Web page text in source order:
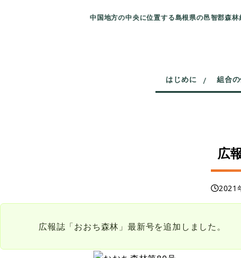
中国地方の中央に位置する島根県の邑智郡森林
はじめに 組合
広
投稿日
2021
広報誌「おおち森林」最新号を追加しました。